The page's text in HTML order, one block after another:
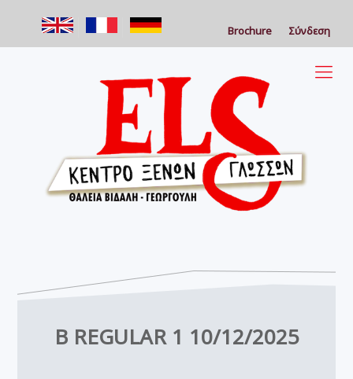
Brochure Σύνδεση
B REGULAR 1 10/12/2025